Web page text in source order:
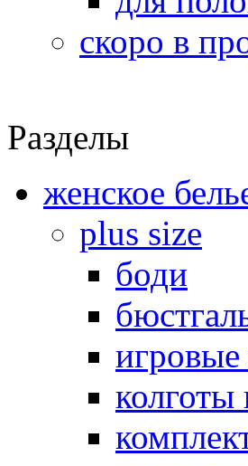
скоро в
Разделы
женское
plus size
боди
колготы